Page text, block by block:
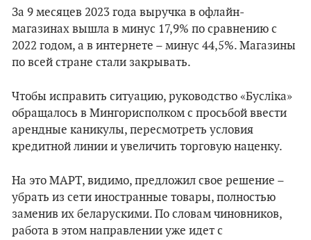
За 9 месяцев 2023 года выручка в офлайн-
магазинах вышла в минус 17,9% по сравнению с
2022 годом, а в интернете – минус 44,5%. Магазины
по всей стране стали закрывать.
Чтобы исправить ситуацию, руководство «Буслiка»
обращалось в Мингорисполком с просьбой ввести
арендные каникулы, пересмотреть условия
кредитной линии и увеличить торговую наценку.
На это МАРТ, видимо, предложил свое решение –
убрать из сети иностранные товары, полностью
заменив их беларускими. По словам чиновников,
работа в этом направлении уже идет с